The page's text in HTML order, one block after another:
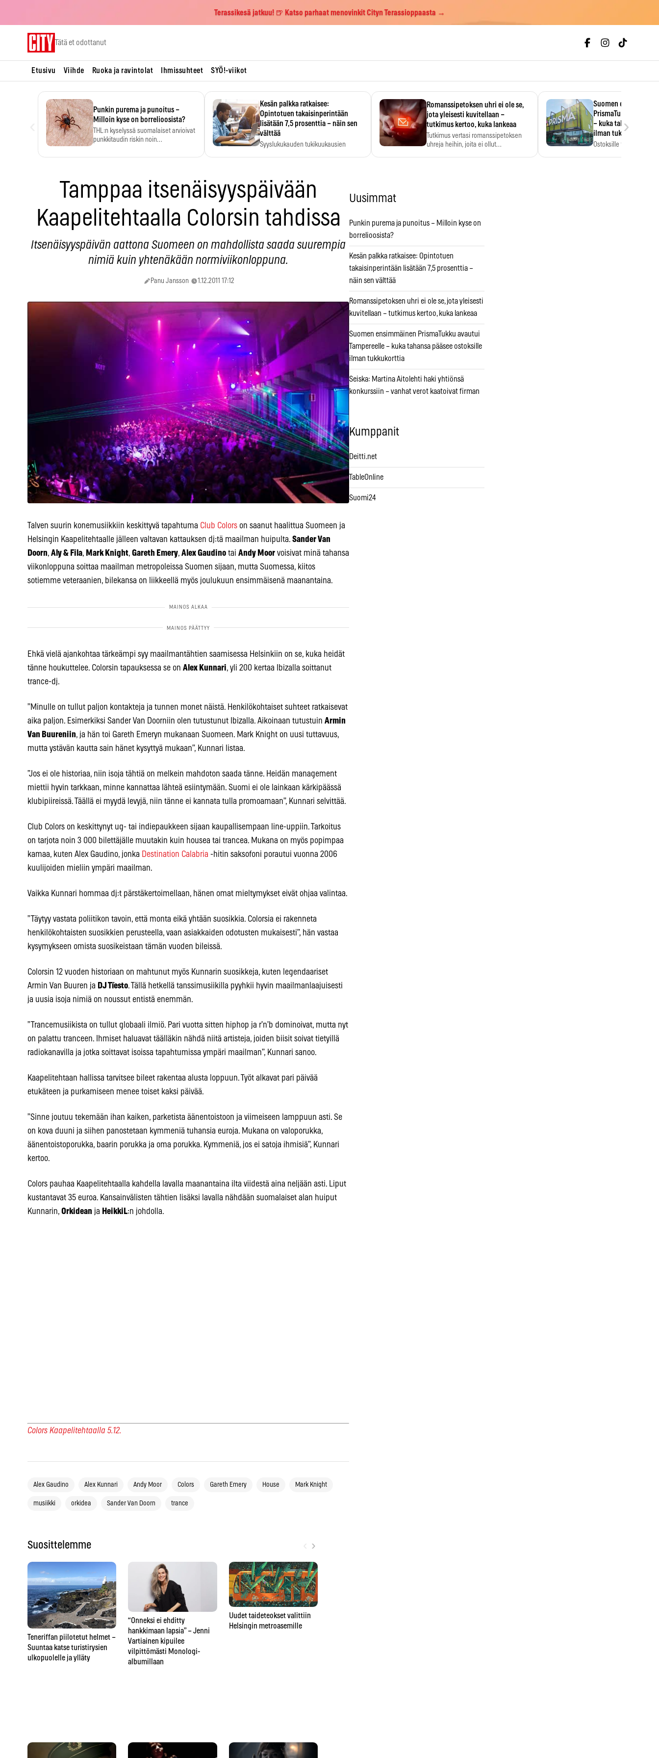
Terassikesä jatkuu! 🍺 Katso parhaat menovinkit Cityn Terassioppaasta →
Tätä et odottanut
Etusivu Viihde Ruoka ja ravintolat Ihmissuhteet SYÖ!-viikot
Punkin purema ja punoitus –
Milloin kyse on borrelioosista?
THL:n kyselyssä suomalaiset arvioivat
punkkitaudin riskin noin
Kesän palkka ratkaisee:
Opintotuen takaisinperintään
lisätään 7,5 prosenttia – näin sen
välttää
Syyslukukauden tukikuukausien
Romanssipetoksen uhri ei ole se,
jota yleisesti kuvitellaan –
tutkimus kertoo, kuka lankeaa
Tutkimus vertasi romanssipetoksen
uhreja heihin, joita ei ollut…
Suomen
PrismaTukku avautui
– kuka tahansa
ilman tukkukorttia
Ostoksille tarvitse
›
Tamppaa itsenäisyyspäivään
Kaapelitehtaalla Colorsin tahdissa
Itsenäisyyspäivän aattona Suomeen on mahdollista saada suurempia
nimiä kuin yhtenäkään normiviikonloppuna.
Panu Jansson 1.12.2011 17:12
Talven suurin konemusiikkiin keskittyvä tapahtuma Club Colors on saanut haalittua Suomeen ja
Helsingin Kaapelitehtaalle jälleen valtavan kattauksen dj:tä maailman huipulta. Sander Van
Doorn, Aly & Fila, Mark Knight, Gareth Emery, Alex Gaudino tai Andy Moor voisivat minä tahansa
viikonloppuna soittaa maailman metropoleissa Suomen sijaan, mutta Suomessa, kiitos
sotiemme veteraanien, bilekansa on liikkeellä myös joulukuun ensimmäisenä maanantaina.
Ehkä vielä ajankohtaa tärkeämpi syy maailmantähtien saamisessa Helsinkiin on se, kuka heidät
tänne houkuttelee. Colorsin tapauksessa se on Alex Kunnari, yli 200 kertaa Ibizalla soittanut
trance-dj.
”Minulle on tullut paljon kontakteja ja tunnen monet näistä. Henkilökohtaiset suhteet ratkaisevat
aika paljon. Esimerkiksi Sander Van Doorniin olen tutustunut Ibizalla. Aikoinaan tutustuin Armin
Van Buureniin, ja hän toi Gareth Emeryn mukanaan Suomeen. Mark Knight on uusi tuttavuus,
mutta ystävän kautta sain hänet kysyttyä mukaan”, Kunnari listaa.
”Jos ei ole historiaa, niin isoja tähtiä on melkein mahdoton saada tänne. Heidän management
miettii hyvin tarkkaan, minne kannattaa lähteä esiintymään. Suomi ei ole lainkaan kärkipäässä
klubipiireissä. Täällä ei myydä levyjä, niin tänne ei kannata tulla promoamaan”, Kunnari selvittää.
Club Colors on keskittynyt ug- tai indiepaukkeen sijaan kaupallisempaan line-uppiin. Tarkoitus
on tarjota noin 3 000 bilettäjälle muutakin kuin housea tai trancea. Mukana on myös popimpaa
kamaa, kuten Alex Gaudino, jonka Destination Calabria -hitin saksofoni porautui vuonna 2006
kuulijoiden mieliin ympäri maailman.
Vaikka Kunnari hommaa dj:t pärstäkertoimellaan, hänen omat mieltymykset eivät ohjaa valintaa.
”Täytyy vastata poliitikon tavoin, että monta eikä yhtään suosikkia. Colorsia ei rakenneta
henkilökohtaisten suosikkien perusteella, vaan asiakkaiden odotusten mukaisesti”, hän vastaa
kysymykseen omista suosikeistaan tämän vuoden bileissä.
Colorsin 12 vuoden historiaan on mahtunut myös Kunnarin suosikkeja, kuten legendaariset
Armin Van Buuren ja DJ Tïesto. Tällä hetkellä tanssimusiikilla pyyhkii hyvin maailmanlaajuisesti
ja uusia isoja nimiä on noussut entistä enemmän.
”Trancemusiikista on tullut globaali ilmiö. Pari vuotta sitten hiphop ja r’n’b dominoivat, mutta nyt
on palattu tranceen. Ihmiset haluavat täälläkin nähdä niitä artisteja, joiden biisit soivat tietyillä
radiokanavilla ja jotka soittavat isoissa tapahtumissa ympäri maailman”, Kunnari sanoo.
Kaapelitehtaan hallissa tarvitsee bileet rakentaa alusta loppuun. Työt alkavat pari päivää
etukäteen ja purkamiseen menee toiset kaksi päivää.
”Sinne joutuu tekemään ihan kaiken, parketista äänentoistoon ja viimeiseen lamppuun asti. Se
on kova duuni ja siihen panostetaan kymmeniä tuhansia euroja. Mukana on valoporukka,
äänentoistoporukka, baarin porukka ja oma porukka. Kymmeniä, jos ei satoja ihmisiä”, Kunnari
kertoo.
Colors pauhaa Kaapelitehtaalla kahdella lavalla maanantaina ilta viidestä aina neljään asti. Liput
kustantavat 35 euroa. Kansainvälisten tähtien lisäksi lavalla nähdään suomalaiset alan huiput
Kunnarin, Orkidean ja HeikkiL:n johdolla.
Colors Kaapelitehtaalla 5.12.
Alex Gaudino Alex Kunnari Andy Moor Colors Gareth Emery House Mark Knight
musiikki orkidea Sander Van Doorn trance
Suosittelemme ›
Teneriffan piilotetut helmet –
Suuntaa katse turistirysien
ulkopuolelle ja ylläty
“Onneksi ei ehditty
hankkimaan lapsia” – Jenni
Vartiainen kipuilee
vilpittömästi Monologi-
albumillaan
Uudet taideteokset valittiin
Helsingin metroasemille
Uusimmat
Punkin purema ja punoitus – Milloin kyse on
borrelioosista?
Kesän palkka ratkaisee: Opintotuen
takaisinperintään lisätään 7,5 prosenttia –
näin sen välttää
Romanssipetoksen uhri ei ole se, jota yleisesti
kuvitellaan – tutkimus kertoo, kuka lankeaa
Suomen ensimmäinen PrismaTukku avautui
Tampereelle – kuka tahansa pääsee ostoksille
ilman tukkukorttia
Seiska: Martina Aitolehti haki yhtiönsä
konkurssiin – vanhat verot kaatoivat firman
Kumppanit
Deitti.net
TableOnline
Suomi24